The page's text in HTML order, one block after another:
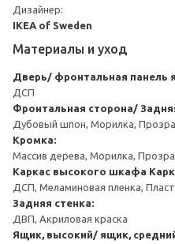
Дизайнер:
IKEA of Sweden
Материалы и уход
Дверь/ фронтальная панель
ДСП
Фронтальная сторона/
Дубовый шпон, Морилка,
Кромка:
Массив дерева, Морилка,
Каркас высокого шкафа
ДСП, Меламиновая пленка,
Задняя стенка:
ДВП, Акриловая краска
Ящик, высокий/ ящик,